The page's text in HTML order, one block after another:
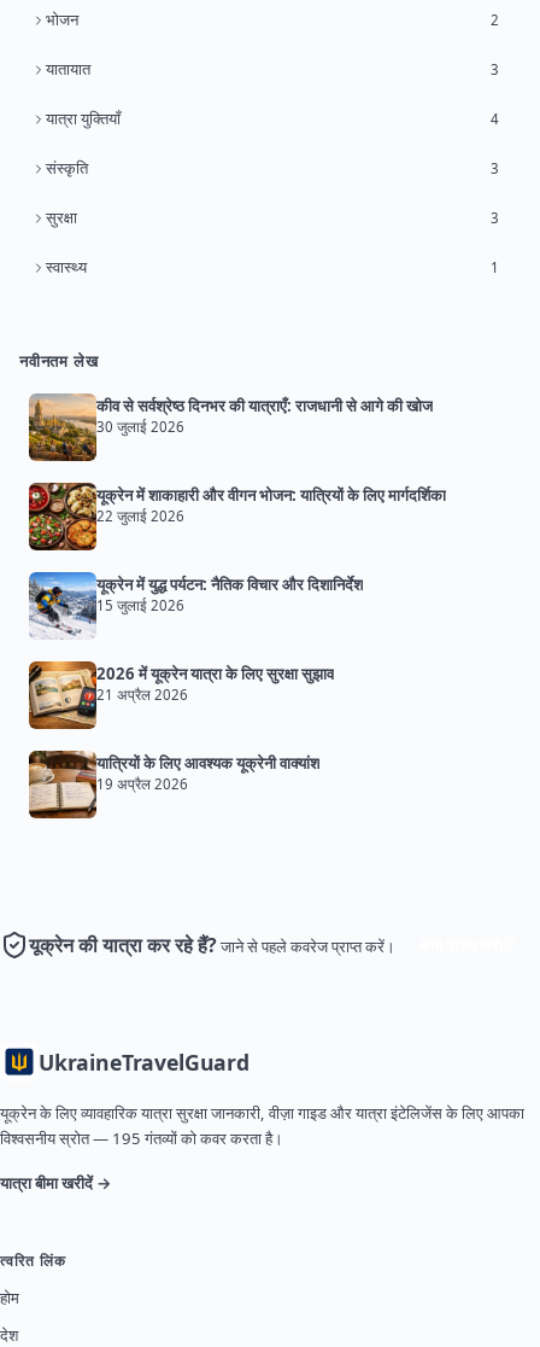
भोजन 2
यातायात 3
यात्रा युक्तियाँ 4
संस्कृति 3
सुरक्षा 3
स्वास्थ्य 1
नवीनतम लेख
कीव से सर्वश्रेष्ठ दिनभर की यात्राएँ: राजधानी से आगे की खोज
30 जुलाई 2026
यूक्रेन में शाकाहारी और वीगन भोजन: यात्रियों के लिए मार्गदर्शिका
22 जुलाई 2026
यूक्रेन में युद्ध पर्यटन: नैतिक विचार और दिशानिर्देश
15 जुलाई 2026
2026 में यूक्रेन यात्रा के लिए सुरक्षा सुझाव
21 अप्रैल 2026
यात्रियों के लिए आवश्यक यूक्रेनी वाक्यांश
19 अप्रैल 2026
यूक्रेन की यात्रा कर रहे हैं?जाने से पहले कवरेज प्राप्त करें।
UkraineTravelGuard
यूक्रेन के लिए व्यावहारिक यात्रा सुरक्षा जानकारी, वीज़ा गाइड और यात्रा इंटेलिजेंस के लिए आपका
विश्वसनीय स्रोत — 195 गंतव्यों को कवर करता है।
यात्रा बीमा खरीदें →
त्वरित लिंक
होम
देश